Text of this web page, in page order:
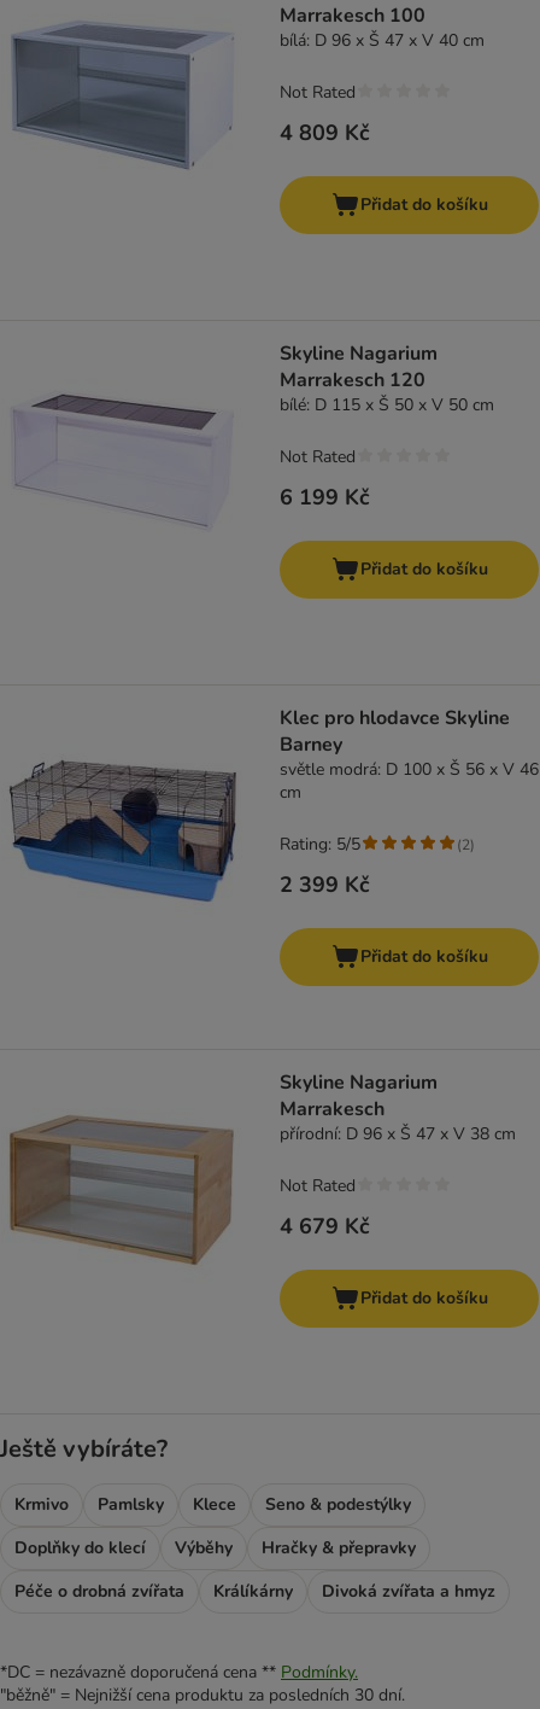
Marrakesch 100
bílá: D 96 x Š 47 x V 40 cm
4 809 Kč
Not Rated
Přidat do košíku
Skyline Nagarium
Marrakesch 120
bílé: D 115 x Š 50 x V 50 cm
6 199 Kč
Not Rated
Přidat do košíku
Klec pro hlodavce Skyline
Barney
světle modrá: D 100 x Š 56 x V 46
cm
2 399 Kč
Rating: 5/5 (2)
Přidat do košíku
Skyline Nagarium
Marrakesch
přírodní: D 96 x Š 47 x V 38 cm
4 679 Kč
Not Rated
Přidat do košíku
Ještě vybíráte?
Krmivo Pamlsky Klece
Seno & podestýlky
Doplňky do klecí
Výběhy
Hračky & přepravky
Péče o drobná zvířata
Králíkárny Divoká zvířata a hmyz
*DC = nezávazně doporučená cena ** Podmínky.
"běžně" = Nejnižší cena produktu za posledních 30 dní.